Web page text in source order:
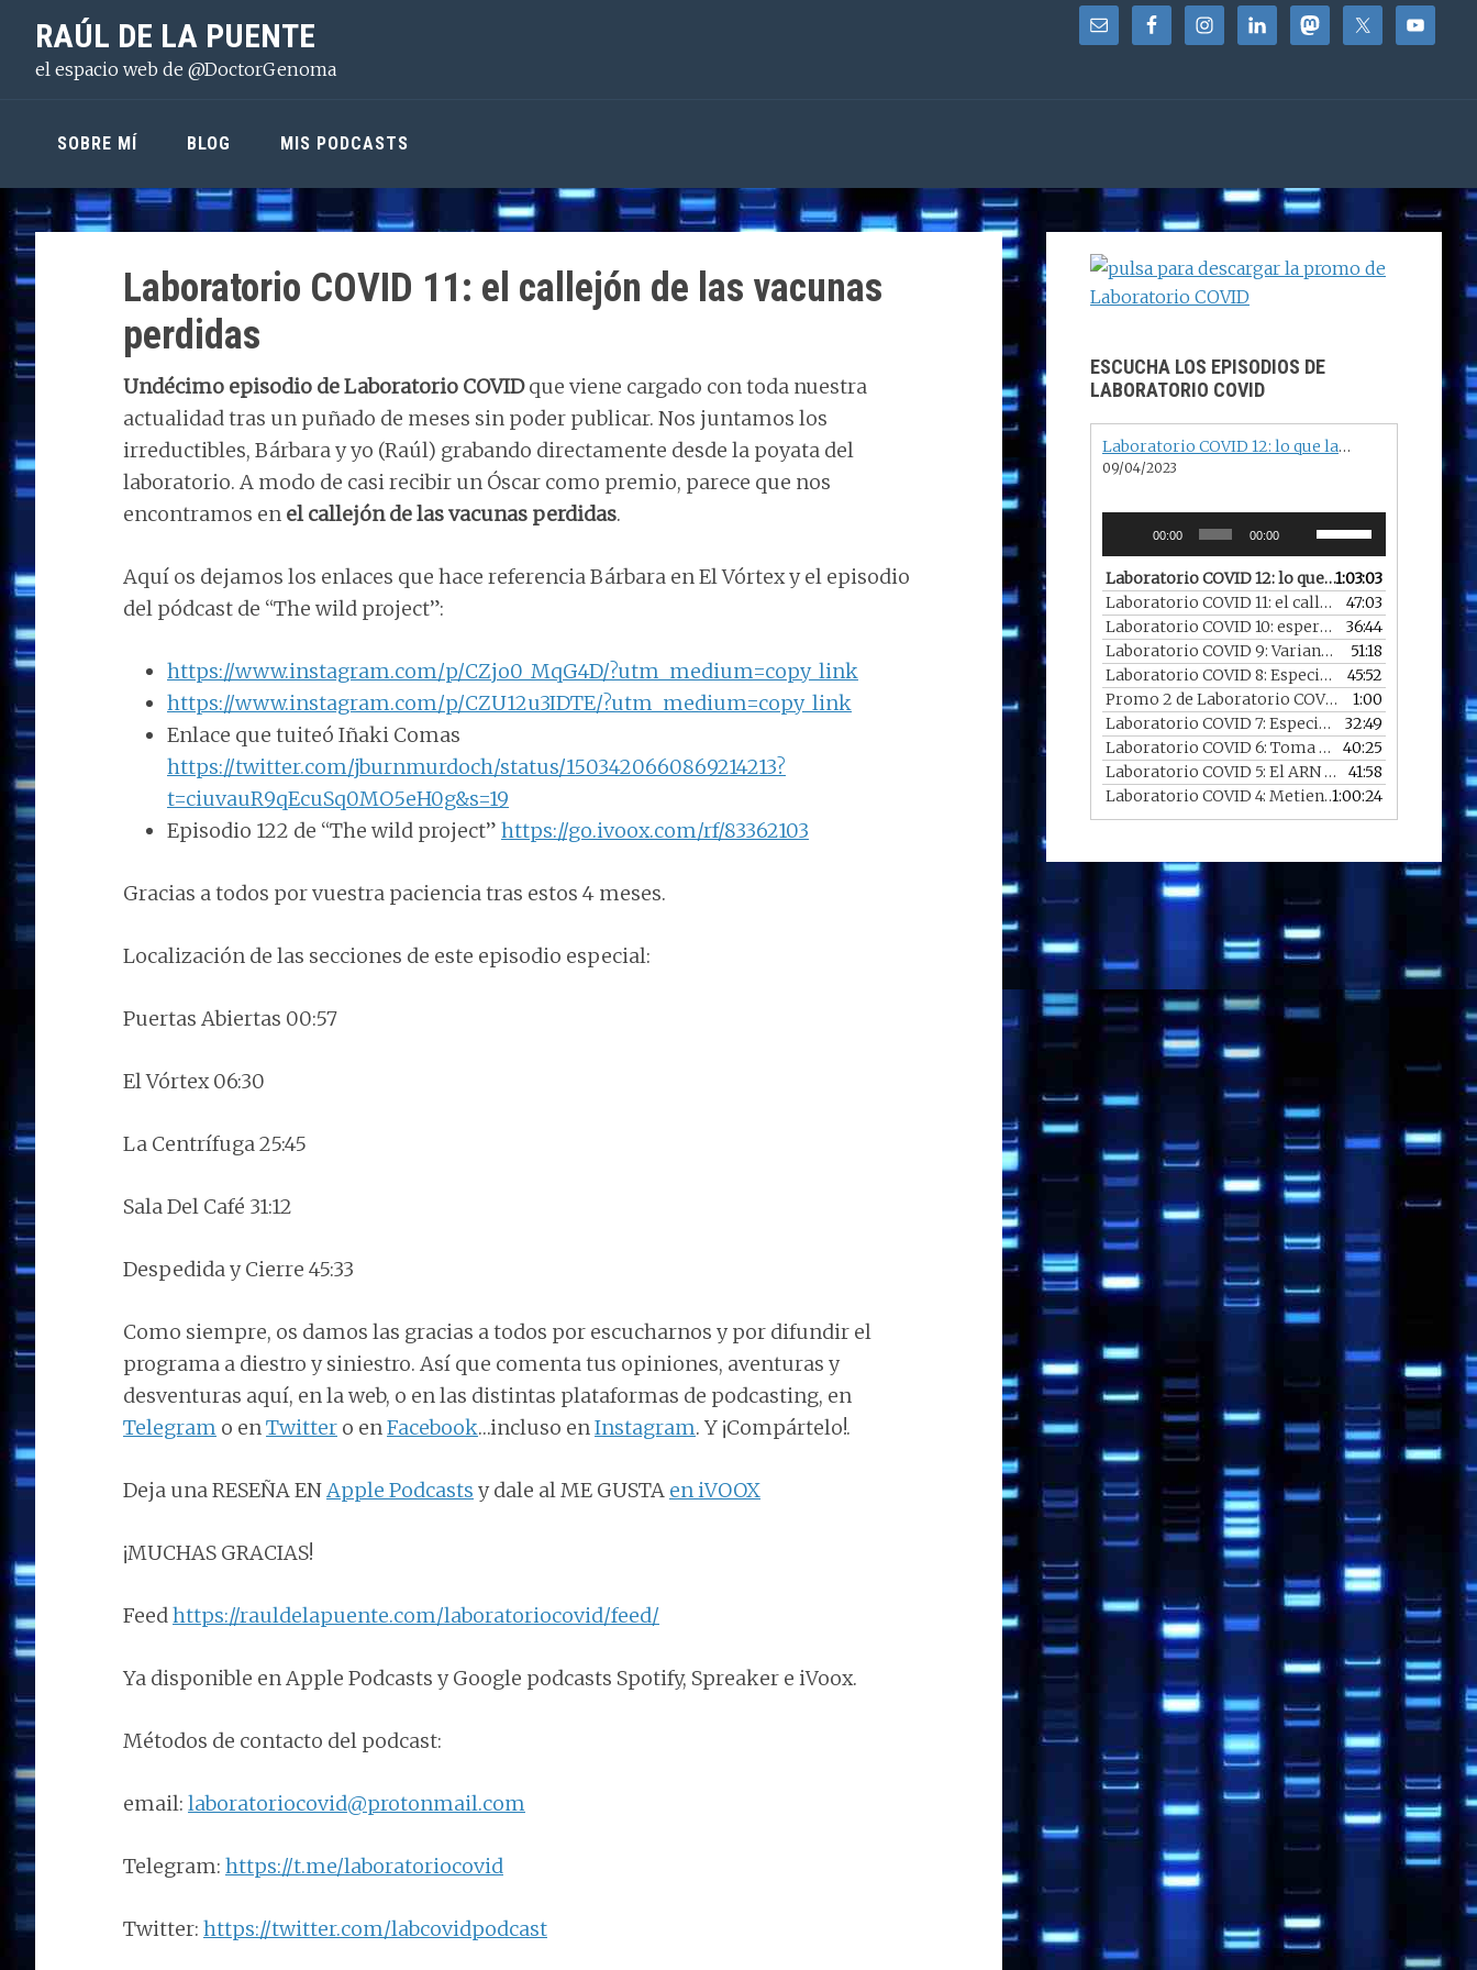
principal
contenido
lateral
RAÚL DE LA PUENTE
el espacio web de @DoctorGenoma
SOBRE MÍ BLOG MIS PODCASTS
Laboratorio COVID 11: el callejón de las vacunas
perdidas
Undécimo episodio de Laboratorio COVIDque viene cargado con toda nuestra
actualidad tras un puñado de meses sin poder publicar. Nos juntamos los
irreductibles, Bárbara y yo (Raúl) grabando directamente desde la poyata del
laboratorio. A modo de casi recibir un Óscar como premio, parece que nos
encontramos en el callejón de las vacunas perdidas.
Aquí os dejamos los enlaces que hace referencia Bárbara en El Vórtex y el episodio
del pódcast de “The wild project”:
https://www.instagram.com/p/CZjo0_MqG4D/?utm_medium=copy_link
https://www.instagram.com/p/CZU12u3IDTE/?utm_medium=copy_link
Enlace que tuiteó Iñaki Comas
https://twitter.com/jburnmurdoch/status/1503420660869214213?
t=ciuvauR9qEcuSq0MO5eH0g&s=19
Episodio 122 de “The wild project” https://go.ivoox.com/rf/83362103
Gracias a todos por vuestra paciencia tras estos 4 meses.
Localización de las secciones de este episodio especial:
Puertas Abiertas 00:57
El Vórtex 06:30
La Centrífuga 25:45
Sala Del Café 31:12
Despedida y Cierre 45:33
Como siempre, os damos las gracias a todos por escucharnos y por difundir el
programa a diestro y siniestro. Así que comenta tus opiniones, aventuras y
desventuras aquí, en la web, o en las distintas plataformas de podcasting, en
Telegram o enTwitter o enFacebook…incluso enInstagram. Y ¡Compártelo!.
Deja una RESEÑA ENApple Podcasts y dale al ME GUSTA en iVOOX
¡MUCHAS GRACIAS!
Feedhttps://rauldelapuente.com/laboratoriocovid/feed/
Ya disponible en Apple Podcasts y Google podcasts Spotify, Spreaker e iVoox.
Métodos de contacto del podcast:
email: laboratoriocovid@protonmail.com
Telegram: https://t.me/laboratoriocovid
Twitter: https://twitter.com/labcovidpodcast
BARRA
LATERAL
PRINCIPAL
ESCUCHA LOS EPISODIOS DE
LABORATORIO COVID
Laboratorio COVID 12: lo que la COVID se llevó
09/04/2023
audio
00:00 00:00
teclas
de
flecha
arriba/abajo
para
aumentar
o
disminuir
el
volumen.
Laboratorio COVID 12: lo que la COVID se llevó —
1:03:03
Laboratorio COVID 11: el callejón de las vacunas perdidas
47:03
Laboratorio COVID 10: esperamos un Nobel y un apagón
36:44
Laboratorio COVID 9: Variantes y Titanes
51:18
Laboratorio COVID 8: Especial experiencias COVID reales
45:52
Promo 2 de Laboratorio COVID
— 16/05/2021
1:00
Laboratorio COVID 7: Especial fin del Estado de alarma
32:49
Laboratorio COVID 6: Toma Adenovirus en tiempos de pandemia
40:25
Laboratorio COVID 5: El ARN más famoso con una pizca de grafeno
41:58
Laboratorio COVID 4: Metiendo el ARN en nuestro cuerpo1:00:24